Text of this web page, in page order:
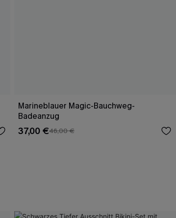
Marineblauer Magic-Bauchweg-
Badeanzug
37,00 €46,00 €